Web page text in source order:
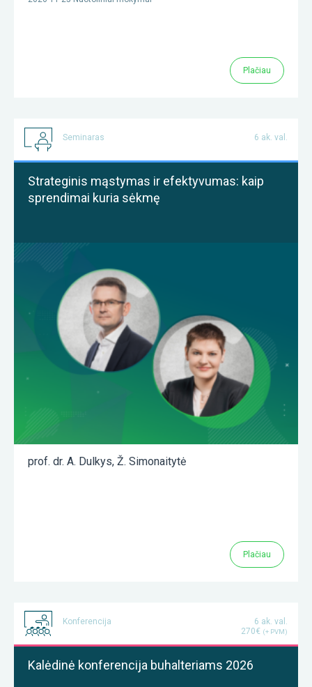
Plačiau
Seminaras 6 ak. val.
Strateginis mąstymas ir efektyvumas: kaip
sprendimai kuria sėkmę
prof. dr. A. Dulkys, Ž. Simonaitytė
Plačiau
Konferencija
6 ak. val.
270€ (+ PVM)
Kalėdinė konferencija buhalteriams 2026